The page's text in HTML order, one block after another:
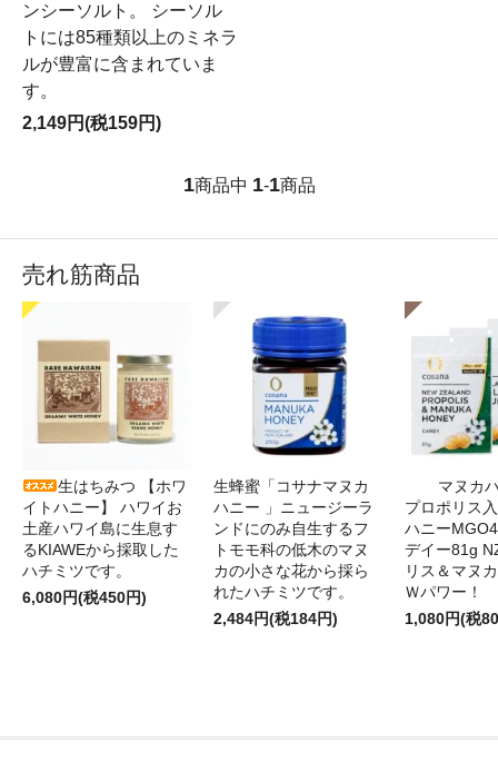
ンシーソルト。 シーソル
トには85種類以上のミネラ
ルが豊富に含まれていま
す。
2,149円(税159円)
1商品中 1-1商品
売れ筋商品
生はちみつ 【ホワ
イトハニー】 ハワイお
土産ハワイ島に生息す
るKIAWEから採取した
ハチミツです。
6,080円(税450円)
生蜂蜜「コサナマヌカ
ハニー 」ニュージーラ
ンドにのみ自生するフ
トモモ科の低木のマヌ
カの小さな花から採ら
れたハチミツです。
2,484円(税184円)
マヌカ
プロポリス
ハニー
デイー81g
リス＆マヌ
Ｗパワー！
1,080円(税